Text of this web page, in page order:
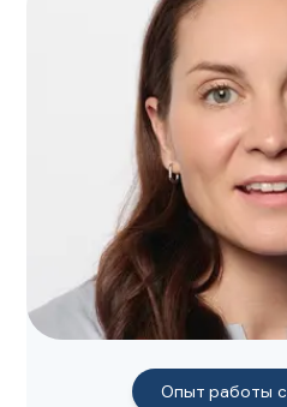
Лечение во сне
ЗАПИСАТЬСЯ НА ПРИЕМ
+7 (495) 132-31-03
Опыт работы с